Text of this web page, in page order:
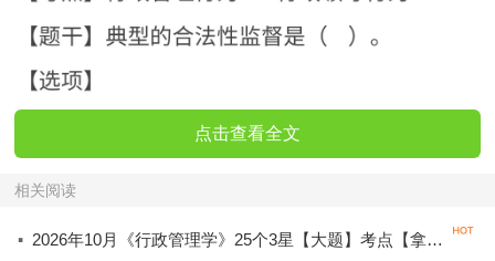
点击查看全文
相关阅读
· 2026年10月《行政管理学》25个3星【大题】考点【拿分